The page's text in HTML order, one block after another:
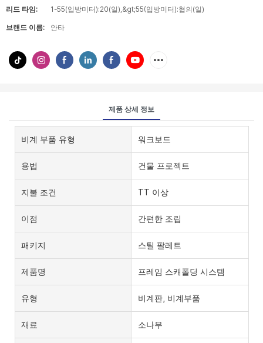
리드 타임: 1-55(입방미터):20(일),&gt;55(입방미터):협의(일)
브랜드 이름: 안타
제품 상세 정보
비계 부품 유형 워크보드
용법 건물 프로젝트
지불 조건 TT 이상
이점 간편한 조립
패키지 스틸 팔레트
제품명 프레임 스캐폴딩 시스템
유형 비계판, 비계부품
재료 소나무